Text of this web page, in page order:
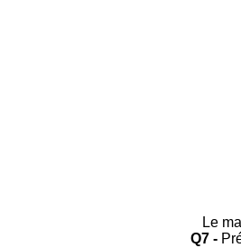
Le
Q7 -